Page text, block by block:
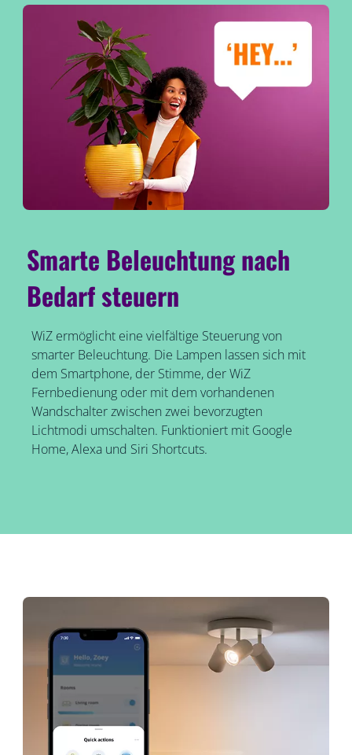
Smarte Beleuchtung nach
Bedarf steuern
WiZ ermöglicht eine vielfältige Steuerung von
smarter Beleuchtung. Die Lampen lassen sich mit
dem Smartphone, der Stimme, der WiZ
Fernbedienung oder mit dem vorhandenen
Wandschalter zwischen zwei bevorzugten
Lichtmodi umschalten. Funktioniert mit Google
Home, Alexa und Siri Shortcuts.